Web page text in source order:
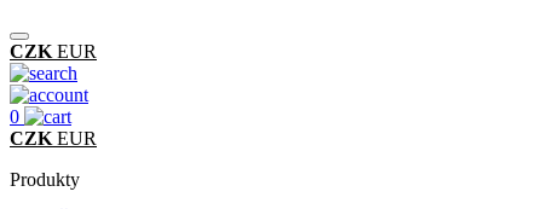
CZK EUR
0
CZK EUR
Produkty